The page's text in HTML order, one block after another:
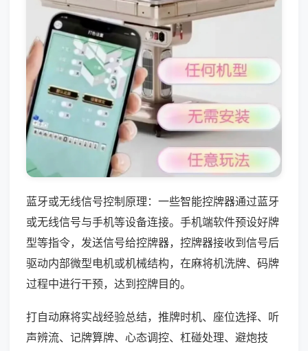
蓝牙或无线信号控制原理：一些智能控牌器通过蓝牙
或无线信号与手机等设备连接。手机端软件预设好牌
型等指令，发送信号给控牌器，控牌器接收到信号后
驱动内部微型电机或机械结构，在麻将机洗牌、码牌
过程中进行干预，达到控牌目的。
打自动麻将实战经验总结，推牌时机、座位选择、听
声辨流、记牌算牌、心态调控、杠碰处理、避炮技